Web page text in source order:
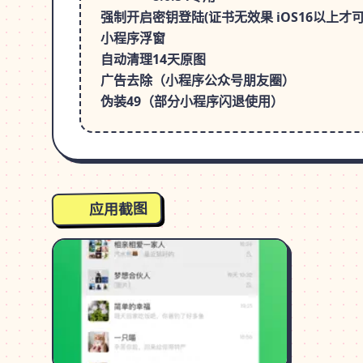
强制开启密钥登陆(证书无效果 iOS16以上才
小程序浮窗
自动清理14天原图
广告去除（小程序公众号朋友圈）
应用截图